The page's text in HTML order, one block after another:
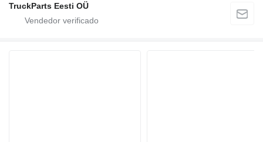
TruckParts Eesti OÜ